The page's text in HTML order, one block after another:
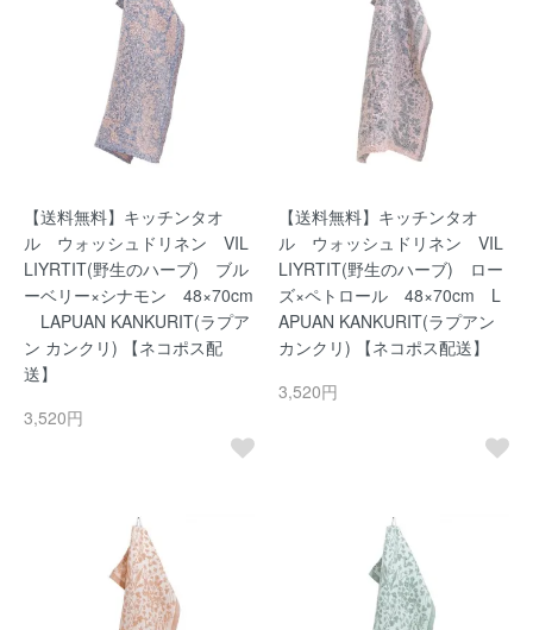
【送料無料】キッチンタオ
ル ウォッシュドリネン VIL
LIYRTIT(野生のハーブ) ブル
ーベリー×シナモン 48×70cm
LAPUAN KANKURIT(ラプア
ン カンクリ) 【ネコポス配
送】
3,520円
【送料無料】キッチンタオ
ル ウォッシュドリネン VIL
LIYRTIT(野生のハーブ) ロー
ズ×ペトロール 48×70cm L
APUAN KANKURIT(ラプアン
カンクリ) 【ネコポス配送】
3,520円